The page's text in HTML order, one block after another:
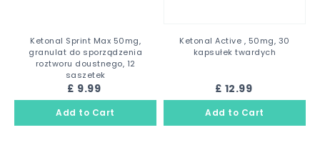
Ketonal Sprint Max 50mg,
granulat do sporządzenia
roztworu doustnego, 12
saszetek
£ 9.99
Ketonal Active , 50mg, 30
kapsułek twardych
£ 12.99